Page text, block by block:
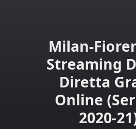
Milan-
Streaming
Diretta
Online
2020-